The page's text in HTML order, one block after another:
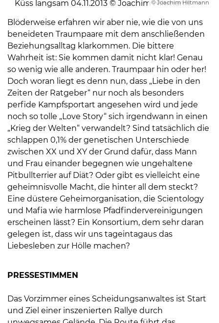
Öffnungszeiten
Vereinbarung.
© Joachim Hiltmann
Küss langsam 04.11.2013 © Joachim Hiltmann
Blöderweise erfahren wir aber nie, wie die von uns
beneideten Traumpaare mit dem anschließenden
Beziehungsalltag klarkommen. Die bittere
Wahrheit ist: Sie kommen damit nicht klar! Genau
so wenig wie alle anderen. Traumpaar hin oder her!
Doch woran liegt es denn nun, dass „Liebe in den
Zeiten der Ratgeber“ nur noch als besonders
perfide Kampfsportart angesehen wird und jede
noch so tolle „Love Story“ sich irgendwann in einen
„Krieg der Welten“ verwandelt? Sind tatsächlich die
schlappen 0,1% der genetischen Unterschiede
zwischen XX und XY der Grund dafür, dass Mann
und Frau einander begegnen wie ungehaltene
Pitbullterrier auf Diät? Oder gibt es vielleicht eine
geheimnisvolle Macht, die hinter all dem steckt?
Eine düstere Geheimorganisation, die Scientology
und Mafia wie harmlose Pfadfindervereinigungen
erscheinen lässt? Ein Konsortium, dem sehr daran
gelegen ist, dass wir uns tageintagaus das
Liebesleben zur Hölle machen?
PRESSESTIMMEN
Das Vorzimmer eines Scheidungsanwaltes ist Start
und Ziel einer inszenierten Rallye durch